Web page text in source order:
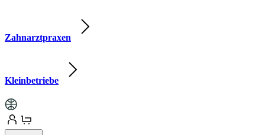
Zahnarztpraxen
Kleinbetriebe